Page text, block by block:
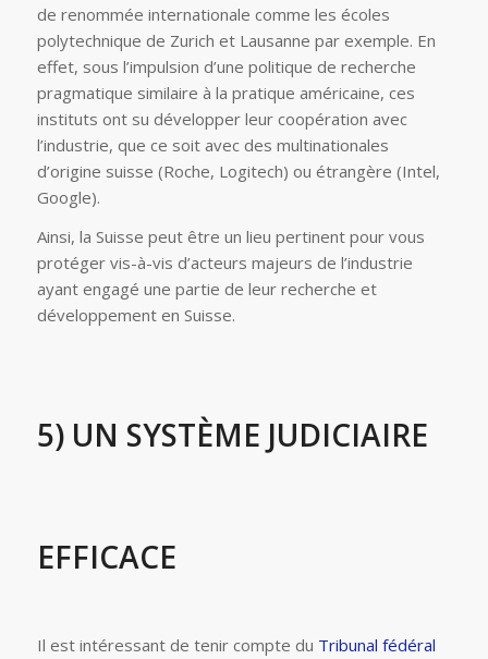
de renommée internationale comme les écoles
polytechnique de Zurich et Lausanne par exemple. En
effet, sous l’impulsion d’une politique de recherche
pragmatique similaire à la pratique américaine, ces
instituts ont su développer leur coopération avec
l’industrie, que ce soit avec des multinationales
d’origine suisse (Roche, Logitech) ou étrangère (Intel,
Google).
Ainsi, la Suisse peut être un lieu pertinent pour vous
protéger vis-à-vis d’acteurs majeurs de l’industrie
ayant engagé une partie de leur recherche et
développement en Suisse.
5) UN SYSTÈME JUDICIAIRE
EFFICACE
Il est intéressant de tenir compte du Tribunal fédéral